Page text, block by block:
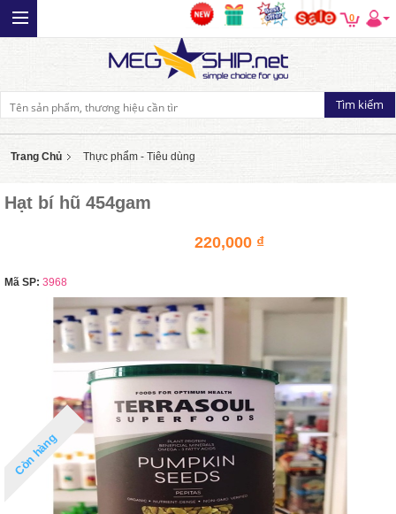
0
Trang Chủ Thực phẩm - Tiêu dùng
Hạt bí hũ 454gam
220,000 ₫
Mã SP: 3968
Còn hàng